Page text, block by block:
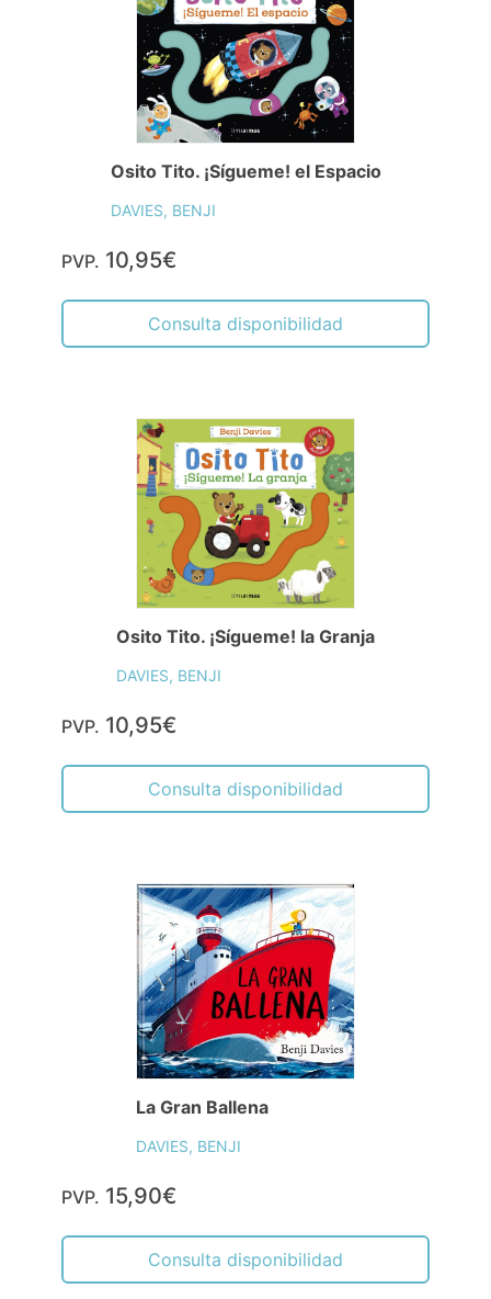
Osito Tito. ¡Sígueme! el Espacio
DAVIES, BENJI
PVP. 10,95€
Consulta disponibilidad
Osito Tito. ¡Sígueme! la Granja
DAVIES, BENJI
PVP. 10,95€
Consulta disponibilidad
La Gran Ballena
DAVIES, BENJI
PVP. 15,90€
Consulta disponibilidad